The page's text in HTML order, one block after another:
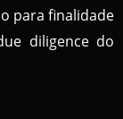
para finalidade
diligence do